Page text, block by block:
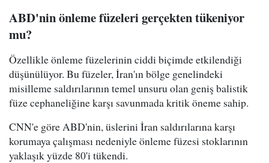
ABD'nin önleme füzeleri gerçekten tükeniyor
mu?
Özellikle önleme füzelerinin ciddi biçimde etkilendiği
düşünülüyor. Bu füzeler, İran'ın bölge genelindeki
misilleme saldırılarının temel unsuru olan geniş balistik
füze cephaneliğine karşı savunmada kritik öneme sahip.
CNN'e göre ABD'nin, üslerini İran saldırılarına karşı
korumaya çalışması nedeniyle önleme füzesi stoklarının
yaklaşık yüzde 80'i tükendi.